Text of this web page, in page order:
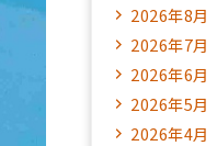
2026年8月
2026年7月
2026年6月
2026年5月
2026年4月